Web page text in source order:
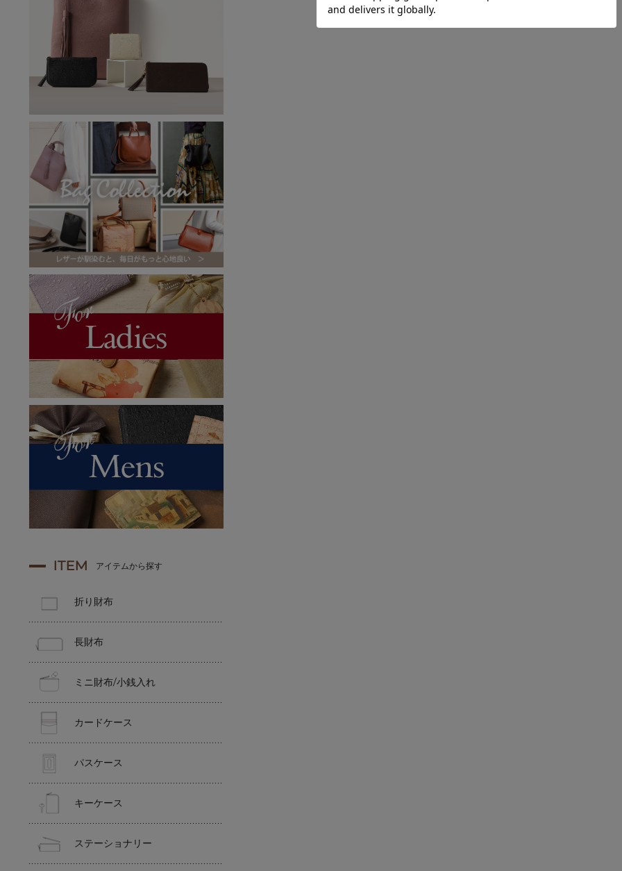
ITEM アイテムから探す
折り財布
長財布
ミニ財布/小銭入れ
カードケース
パスケース
キーケース
ステーショナリー